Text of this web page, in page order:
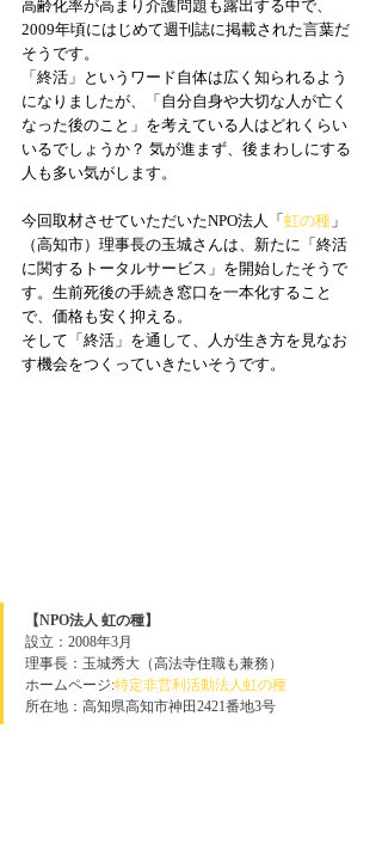
高齢化率が高まり介護問題も露出する中で、
2009年頃にはじめて週刊誌に掲載された言葉だ
そうです。
「終活」というワード自体は広く知られるよう
になりましたが、「自分自身や大切な人が亡く
なった後のこと」を考えている人はどれくらい
いるでしょうか？ 気が進まず、後まわしにする
人も多い気がします。
今回取材させていただいたNPO法人「 虹の種 」
（高知市）理事長の玉城さんは、新たに「終活
に関するトータルサービス」を開始したそうで
す。生前死後の手続き窓口を一本化すること
で、価格も安く抑える。
そして「終活」を通して、人が生き方を見なお
す機会をつくっていきたいそうです。
【NPO法人 虹の種】
設立：2008年3月
理事長：玉城秀大（高法寺住職も兼務）
ホームページ:特定非営利活動法人虹の種
所在地：高知県高知市神田2421番地3号